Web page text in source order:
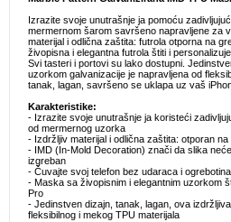
Izrazite svoje unutrašnje ja pomoću
mermernom šarom savršeno napravljene za
materijal i odlična zaštita: futrola otporna na
živopisna i elegantna futrola štiti i
Svi tasteri i portovi su lako dostupni.
uzorkom galvanizacije je napravljena od
tanak, lagan, savršeno se uklapa uz vaš
Karakteristike:
- Izrazite svoje unutrašnje ja koristeći
od mermernog uzorka
- Izdržljiv materijal i odlična zaštita: otporan na
- IMD (In-Mold Decoration) znači da slika
izgreban
- Čuvajte svoj telefon bez udaraca i
- Maska sa živopisnim i elegantnim uzorkom
Pro
- Jedinstven dizajn, tanak, lagan, ova
fleksibilnog i mekog TPU materijala